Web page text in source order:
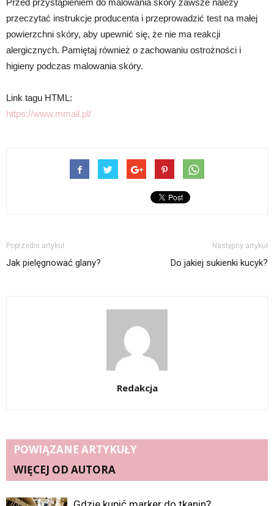
Przed przystąpieniem do malowania skóry zawsze należy
przeczytać instrukcje producenta i przeprowadzić test na małej
powierzchni skóry, aby upewnić się, że nie ma reakcji
alergicznych. Pamiętaj również o zachowaniu ostrożności i
higieny podczas malowania skóry.
Link tagu HTML:
https://www.mmail.pl/
Poprzedni artykuł
Jak pielęgnować glany?
Następny artykuł
Do jakiej sukienki kucyk?
Redakcja
POWIĄZANE ARTYKUŁY
WIĘCEJ OD AUTORA